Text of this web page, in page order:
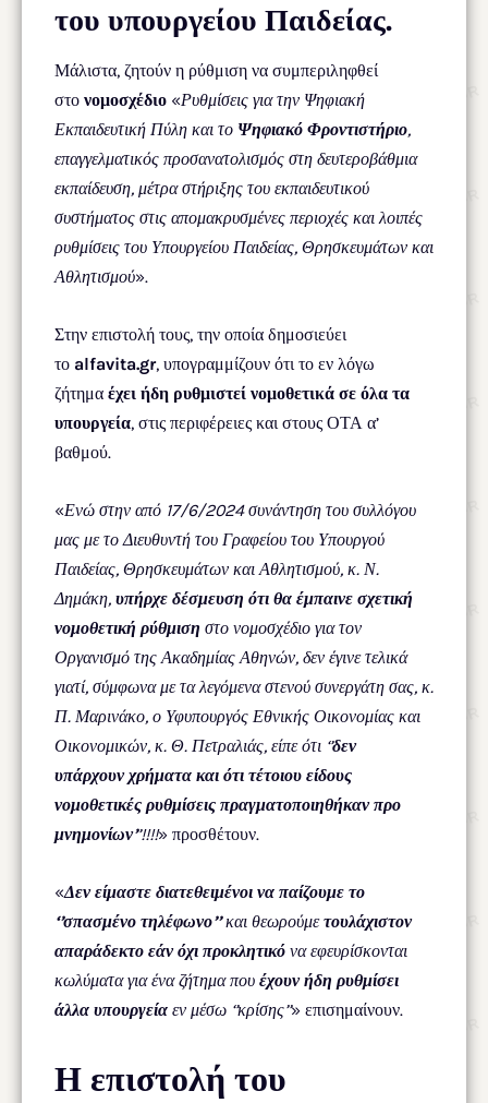
του υπουργείου Παιδείας.
Μάλιστα, ζητούν η ρύθμιση να συμπεριληφθεί
στο νομοσχέδιο «Ρυθμίσεις για την Ψηφιακή
Εκπαιδευτική Πύλη και το Ψηφιακό Φροντιστήριο,
επαγγελματικός προσανατολισμός στη δευτεροβάθμια
εκπαίδευση, μέτρα στήριξης του εκπαιδευτικού
συστήματος στις απομακρυσμένες περιοχές και λοιπές
ρυθμίσεις του Υπουργείου Παιδείας, Θρησκευμάτων και
Αθλητισμού».
Στην επιστολή τους, την οποία δημοσιεύει
το alfavita.gr, υπογραμμίζουν ότι το εν λόγω
ζήτημα έχει ήδη ρυθμιστεί νομοθετικά σε όλα τα
υπουργεία, στις περιφέρειες και στους ΟΤΑ α’
βαθμού.
«Ενώ στην από 17/6/2024 συνάντηση του συλλόγου
μας με το Διευθυντή του Γραφείου του Υπουργού
Παιδείας, Θρησκευμάτων και Αθλητισμού, κ. Ν.
Δημάκη, υπήρχε δέσμευση ότι θα έμπαινε σχετική
νομοθετική ρύθμιση στο νομοσχέδιο για τον
Οργανισμό της Ακαδημίας Αθηνών, δεν έγινε τελικά
γιατί, σύμφωνα με τα λεγόμενα στενού συνεργάτη σας, κ.
Π. Μαρινάκο, ο Υφυπουργός Εθνικής Οικονομίας και
Οικονομικών, κ. Θ. Πετραλιάς, είπε ότι ‘’δεν
υπάρχουν χρήματα και ότι τέτοιου είδους
νομοθετικές ρυθμίσεις πραγματοποιηθήκαν προ
μνημονίων’’!!!!» προσθέτουν.
«Δεν είμαστε διατεθειμένοι να παίζουμε το
‘’σπασμένο τηλέφωνο’’και θεωρούμετουλάχιστον
απαράδεκτο εάν όχι προκλητικό να εφευρίσκονται
κωλύματα για ένα ζήτημα που έχουν ήδη ρυθμίσει
άλλα υπουργεία εν μέσω ‘’κρίσης’’» επισημαίνουν.
Η επιστολή του